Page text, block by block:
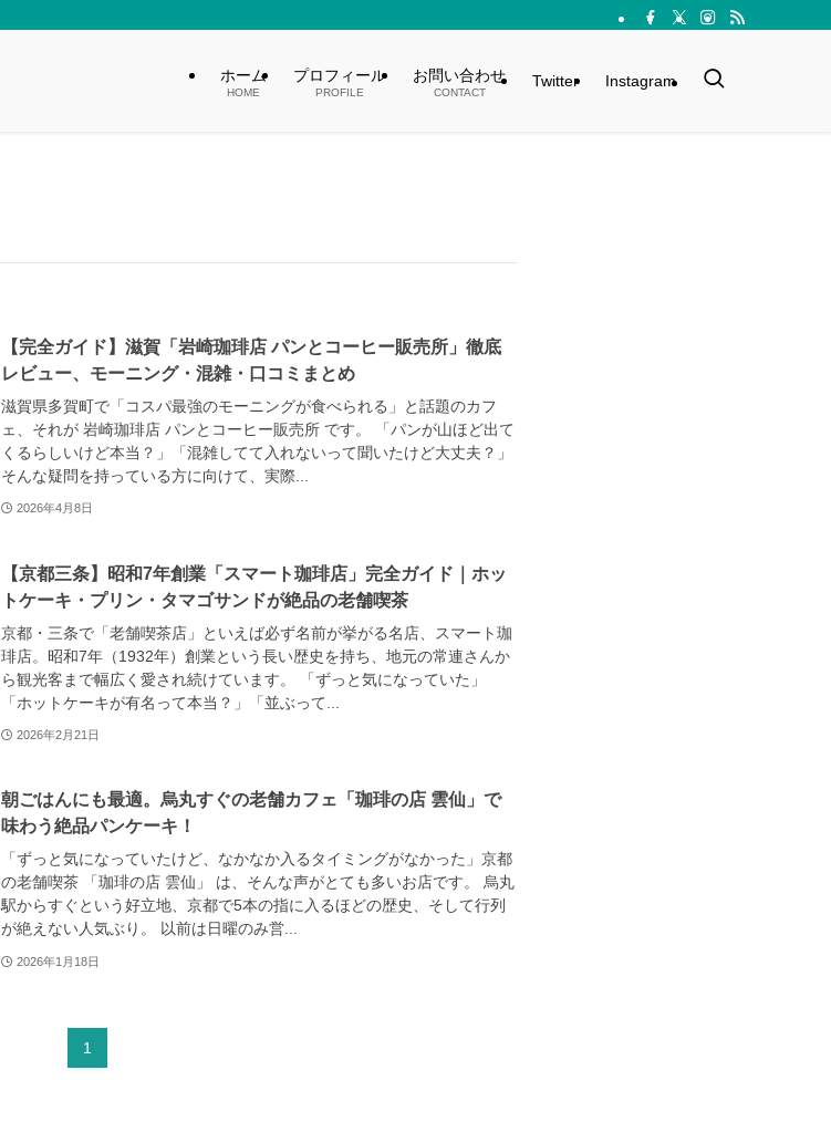
ホーム
HOME
プロフィール
PROFILE
お問い合わせ
CONTACT
Twitter Instagram
【完全ガイド】滋賀「岩崎珈琲店 パンとコーヒー販売所」徹底
レビュー、モーニング・混雑・口コミまとめ
滋賀県多賀町で「コスパ最強のモーニングが食べられる」と話題のカフ
ェ、それが 岩崎珈琲店 パンとコーヒー販売所 です。 「パンが山ほど出て
くるらしいけど本当？」「混雑してて入れないって聞いたけど大丈夫？」
そんな疑問を持っている方に向けて、実際...
2026年4月8日
【京都三条】昭和7年創業「スマート珈琲店」完全ガイド｜ホッ
トケーキ・プリン・タマゴサンドが絶品の老舗喫茶
京都・三条で「老舗喫茶店」といえば必ず名前が挙がる名店、スマート珈
琲店。昭和7年（1932年）創業という長い歴史を持ち、地元の常連さんか
ら観光客まで幅広く愛され続けています。 「ずっと気になっていた」
「ホットケーキが有名って本当？」「並ぶって...
2026年2月21日
朝ごはんにも最適。烏丸すぐの老舗カフェ「珈琲の店 雲仙」で
味わう絶品パンケーキ！
「ずっと気になっていたけど、なかなか入るタイミングがなかった」京都
の老舗喫茶 「珈琲の店 雲仙」 は、そんな声がとても多いお店です。 烏丸
駅からすぐという好立地、京都で5本の指に入るほどの歴史、そして行列
が絶えない人気ぶり。 以前は日曜のみ営...
2026年1月18日
1